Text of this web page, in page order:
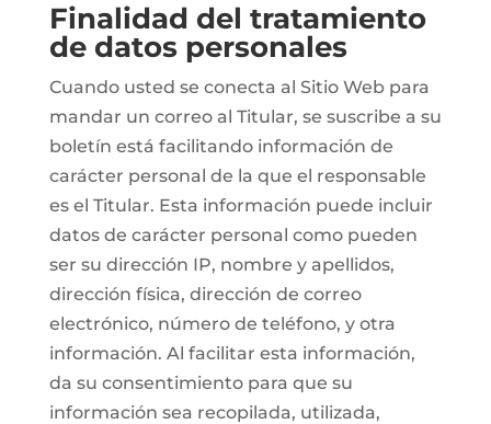
Finalidad del tratamiento
de datos personales
Cuando usted se conecta al Sitio Web para
mandar un correo al Titular, se suscribe a su
boletín está facilitando información de
carácter personal de la que el responsable
es el Titular. Esta información puede incluir
datos de carácter personal como pueden
ser su dirección IP, nombre y apellidos,
dirección física, dirección de correo
electrónico, número de teléfono, y otra
información. Al facilitar esta información,
da su consentimiento para que su
información sea recopilada, utilizada,